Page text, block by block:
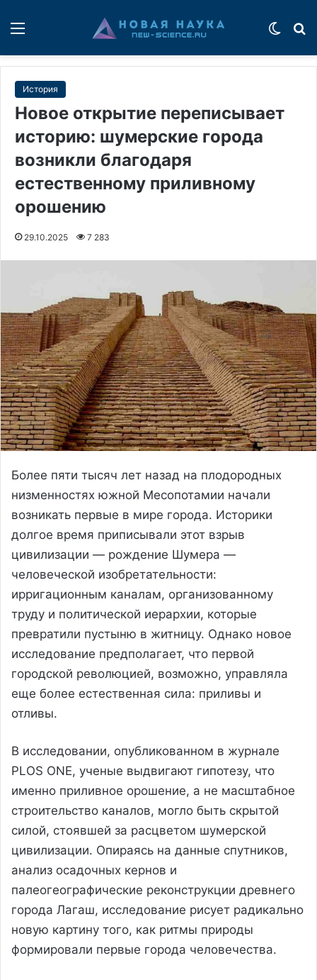
История
Новое открытие переписывает
историю: шумерские города
возникли благодаря
естественному приливному
орошению
29.10.2025 7 283
Более пяти тысяч лет назад на плодородных
низменностях южной Месопотамии начали
возникать первые в мире города. Историки
долгое время приписывали этот взрыв
цивилизации — рождение Шумера —
человеческой изобретательности:
ирригационным каналам, организованному
труду и политической иерархии, которые
превратили пустыню в житницу. Однако новое
исследование предполагает, что первой
городской революцией, возможно, управляла
еще более естественная сила: приливы и
отливы.
В исследовании, опубликованном в журнале
PLOS ONE, ученые выдвигают гипотезу, что
именно приливное орошение, а не масштабное
строительство каналов, могло быть скрытой
силой, стоявшей за расцветом шумерской
цивилизации. Опираясь на данные спутников,
анализ осадочных кернов и
палеогеографические реконструкции древнего
города Лагаш, исследование рисует радикально
новую картину того, как ритмы природы
формировали первые города человечества.